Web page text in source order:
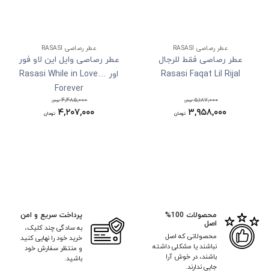
عطر رصاصی RASASI
عطر رصاصی فقط للرجال
Rasasi Faqat Lil Rijal
۵,۱۸۷,۰۰۰ تومان
قیمت
اصلی:
۳,۹۵۸,۰۰۰ تومان
عطر رصاصی RASASI
عطر رصاصی وایل این لاو فور
اور Rasasi While in Love…
Forever
۴,۴۸۵,۰۰۰ تومان
قیمت
اصلی:
۴,۲۰۷,۰۰۰ تومان
محصولات 100%
اصل
محصولاتی که اصل
نباشند یا مشکلی داشته
باشند، در خوش آرا
جایی ندارند.
پرداخت سریع و امن
به سادگی چند کلیک،
خرید خود را نهایی کنید
و منتظر سفارش خود
باشید.